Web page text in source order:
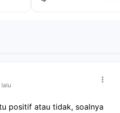
lalu
positif atau tidak, soalnya